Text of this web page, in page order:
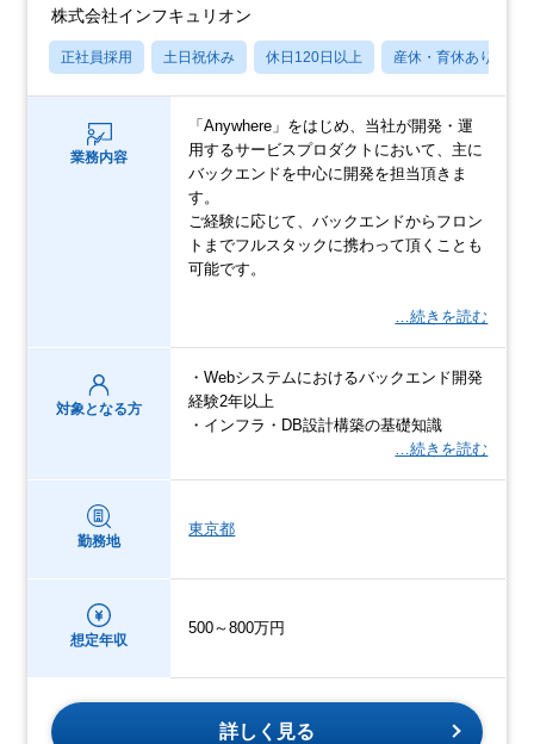
株式会社インフキュリオン
正社員採用 土日祝休み 休日120日以上 産休・育休あり
業務内容
「Anywhere」をはじめ、当社が開発・運
用するサービスプロダクトにおいて、主に
バックエンドを中心に開発を担当頂きま
す。
ご経験に応じて、バックエンドからフロン
トまでフルスタックに携わって頂くことも
可能です。
…続きを読む
対象となる方
・Webシステムにおけるバックエンド開発
経験2年以上
・インフラ・DB設計構築の基礎知識
…続きを読む
勤務地
東京都
想定年収
500～800万円
詳しく見る